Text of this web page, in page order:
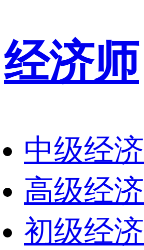
经济师
中级经
高级经
初级经